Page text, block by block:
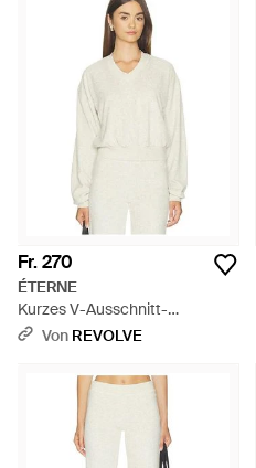
Fr. 270
ÉTERNE
Kurzes V-Ausschnitt-
Sweatshirt - Weiß
Von REVOLVE